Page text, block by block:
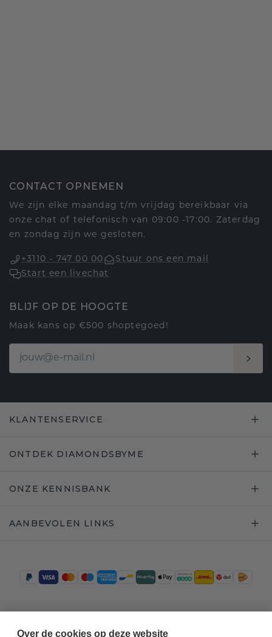
CONTACT OPNEMEN
We zijn elke maandag t/m vrijdag bereikbaar via
onze chat of telefonisch van 09:00 -17:00. Zaterdag
en zondag zijn we gesloten.
+3110 - 747 00 00
Stuur ons een mail
Start een livechat
BLIJF OP DE HOOGTE
Maak kans op €500 shoptegoed!
KLANTENSERVICE
ONTDEK DIAMONDSBYME
ONZE KENNISBANK
AANBEVOLEN LINKS
Over de cookies op deze website